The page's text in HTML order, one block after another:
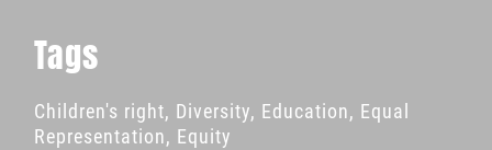
Tags
Children's right, Diversity, Education, Equal
Representation, Equity